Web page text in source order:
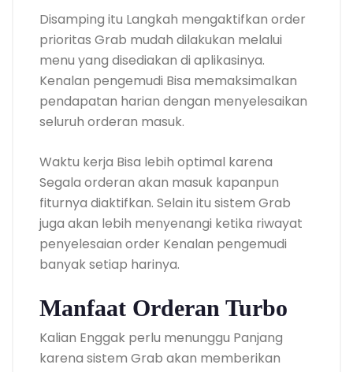
Disamping itu Langkah mengaktifkan order
prioritas Grab mudah dilakukan melalui
menu yang disediakan di aplikasinya.
Kenalan pengemudi Bisa memaksimalkan
pendapatan harian dengan menyelesaikan
seluruh orderan masuk.
Waktu kerja Bisa lebih optimal karena
Segala orderan akan masuk kapanpun
fiturnya diaktifkan. Selain itu sistem Grab
juga akan lebih menyenangi ketika riwayat
penyelesaian order Kenalan pengemudi
banyak setiap harinya.
Manfaat Orderan Turbo
Kalian Enggak perlu menunggu Panjang
karena sistem Grab akan memberikan